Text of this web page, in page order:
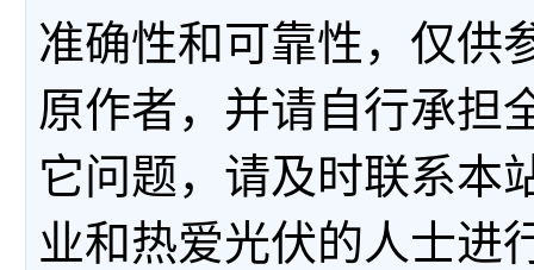
准确性和可靠性，仅供
原作者，并请自行承担
它问题，请及时联系本
业和热爱光伏的人士进